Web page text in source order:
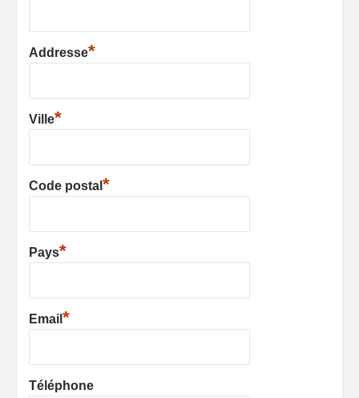
Addresse*
Ville*
Code postal *
Pays*
Email *
Téléphone